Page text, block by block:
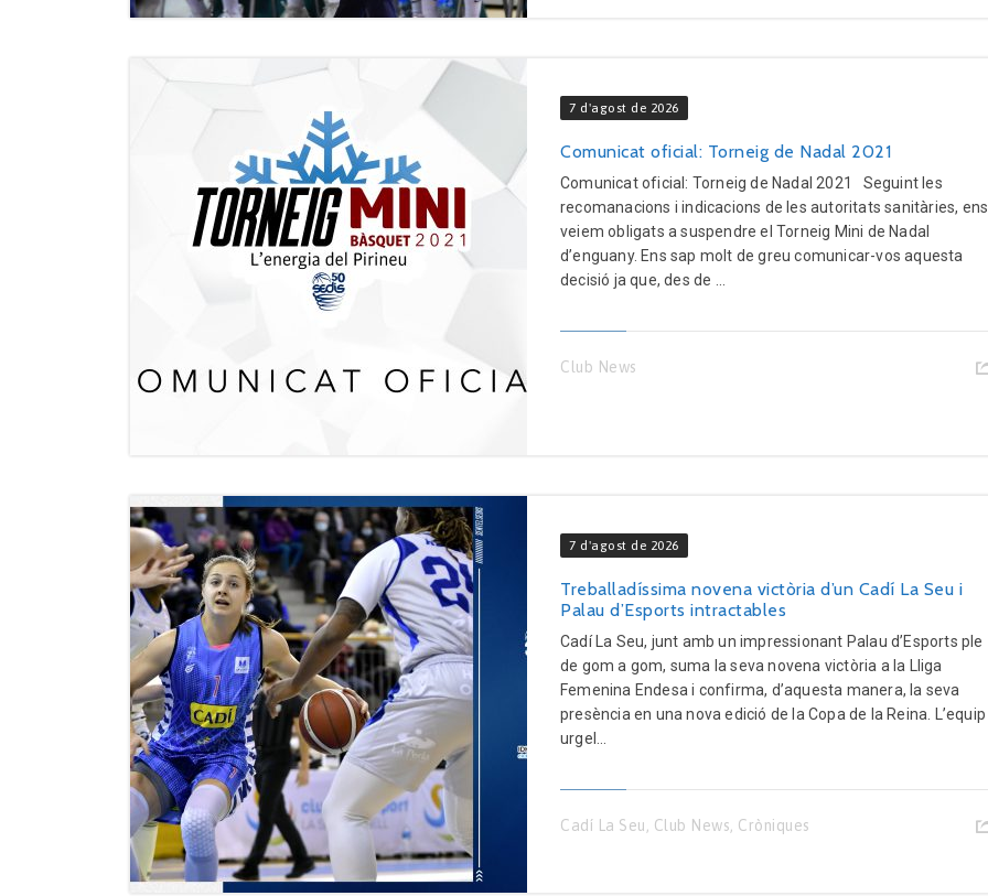
7 d'agost de 2026
Comunicat oficial: Torneig de Nadal 2021
Comunicat oficial: Torneig de Nadal 2021 Seguint les
recomanacions i indicacions de les autoritats sanitàries, ens
veiem obligats a suspendre el Torneig Mini de Nadal
d’enguany. Ens sap molt de greu comunicar-vos aquesta
decisió ja que, des de ...
Club News
7 d'agost de 2026
Treballadíssima novena victòria d’un Cadí La Seu i
Palau d’Esports intractables
Cadí La Seu, junt amb un impressionant Palau d’Esports ple
de gom a gom, suma la seva novena victòria a la Lliga
Femenina Endesa i confirma, d’aquesta manera, la seva
presència en una nova edició de la Copa de la Reina. L’equip
urgel...
Cadí La Seu Club News Cròniques